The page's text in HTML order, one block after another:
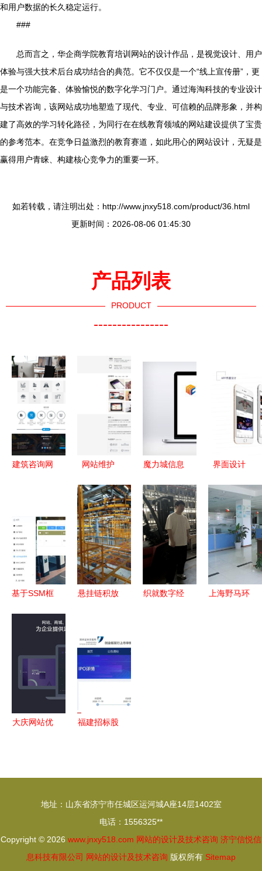
和用户数据的长久稳定运行。
###
总而言之，华企商学院教育培训网站的设计作品，是视觉设计、用户
体验与强大技术后台成功结合的典范。它不仅仅是一个“线上宣传册”，更
是一个功能完备、体验愉悦的数字化学习门户。通过海淘科技的专业设计
与技术咨询，该网站成功地塑造了现代、专业、可信赖的品牌形象，并构
建了高效的学习转化路径，为同行在在线教育领域的网站建设提供了宝贵
的参考范本。在竞争日益激烈的教育赛道，如此用心的网站设计，无疑是
赢得用户青睐、构建核心竞争力的重要一环。
如若转载，请注明出处：http://www.jnxy518.com/product/36.html
更新时间：2026-08-06 01:45:30
产品列表
PRODUCT
----------------
建筑咨询网
与设计的融
合之道
网站维护
心、细致与
智慧的脑力
劳动
魔力城信息
卓越品牌形
象与前沿数
字体验
界面设计
技术的跨学
科领域
基于SSM框
车场管理系
悬挂链积放
术咨询服务
方案
织就数字经
上海野马环
大庆网站优
设咨询
福建招标股
询业务迎新
发展
地址：山东省济宁市任城区运河城A座14层1402室
电话：1556325**
Copyright © 2026 www.jnxy518.com 网站的设计及技术咨询 济宁信悦信
息科技有限公司 网站的设计及技术咨询 版权所有 Sitemap